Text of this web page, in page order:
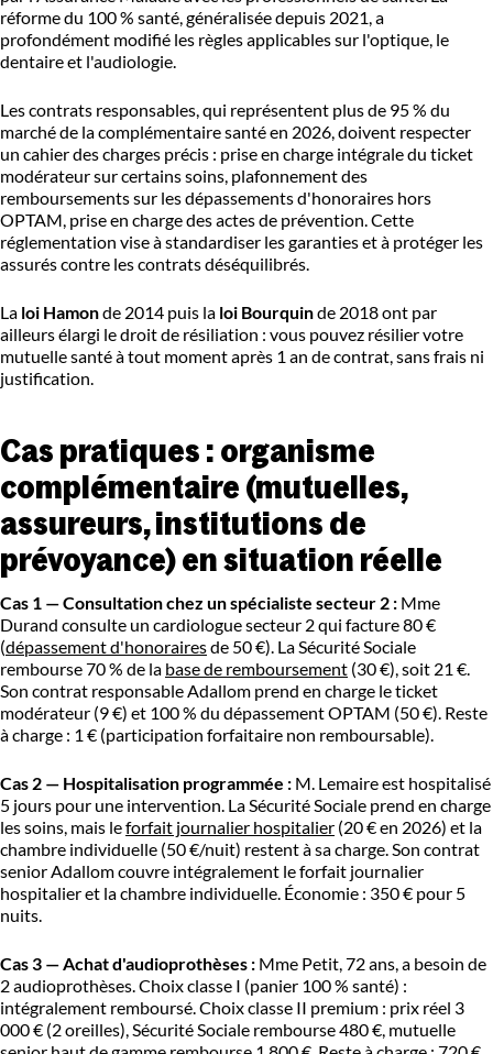
réforme du 100 % santé, généralisée depuis 2021, a
profondément modifié les règles applicables sur l'optique, le
dentaire et l'audiologie.
Les contrats responsables, qui représentent plus de 95 % du
marché de la complémentaire santé en 2026, doivent respecter
un cahier des charges précis : prise en charge intégrale du ticket
modérateur sur certains soins, plafonnement des
remboursements sur les dépassements d'honoraires hors
OPTAM, prise en charge des actes de prévention. Cette
réglementation vise à standardiser les garanties et à protéger les
assurés contre les contrats déséquilibrés.
La loi Hamonde 2014 puis la loi Bourquinde 2018 ont par
ailleurs élargi le droit de résiliation : vous pouvez résilier votre
mutuelle santé à tout moment après 1 an de contrat, sans frais ni
justification.
Cas pratiques : organisme
complémentaire (mutuelles,
assureurs, institutions de
prévoyance) en situation réelle
Cas 1 — Consultation chez un spécialiste secteur 2 : Mme
Durand consulte un cardiologue secteur 2 qui facture 80 €
(dépassement d'honorairesde 50 €). La Sécurité Sociale
rembourse 70 % de la base de remboursement (30 €), soit 21 €.
Son contrat responsable Adallom prend en charge le ticket
modérateur (9 €) et 100 % du dépassement OPTAM (50 €). Reste
à charge : 1 € (participation forfaitaire non remboursable).
Cas 2 — Hospitalisation programmée : M. Lemaire est hospitalisé
5 jours pour une intervention. La Sécurité Sociale prend en charge
les soins, mais leforfait journalier hospitalier (20 € en 2026) et la
chambre individuelle (50 €/nuit) restent à sa charge. Son contrat
senior Adallom couvre intégralement le forfait journalier
hospitalier et la chambre individuelle. Économie : 350 € pour 5
nuits.
Cas 3 — Achat d'audioprothèses : Mme Petit, 72 ans, a besoin de
2 audioprothèses. Choix classe I (panier 100 % santé) :
intégralement remboursé. Choix classe II premium : prix réel 3
000 € (2 oreilles), Sécurité Sociale rembourse 480 €, mutuelle